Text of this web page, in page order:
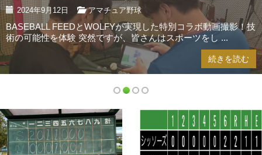
へ
ス
キ
ッ
プ
2024年9月12日 アマチュア野球
BASEBALL FEEDとWOLFYが実現した特別コラボ動画撮影！技
術の可能性を体験 突然ですが、皆さんはスポーツをし ...
続きを読む